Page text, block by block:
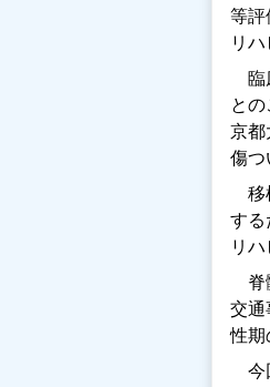
等評
リ
臨
との
京都
傷つ
移
する
リ
脊
交通
性期
今